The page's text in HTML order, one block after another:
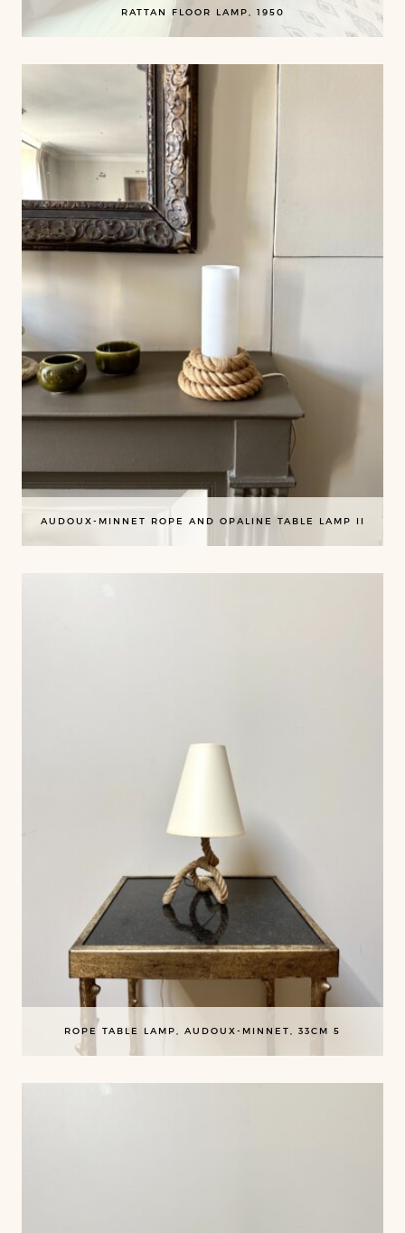
RATTAN FLOOR LAMP, 1950
AUDOUX-MINNET ROPE AND OPALINE TABLE LAMP II
ROPE TABLE LAMP, AUDOUX-MINNET, 33CM 5